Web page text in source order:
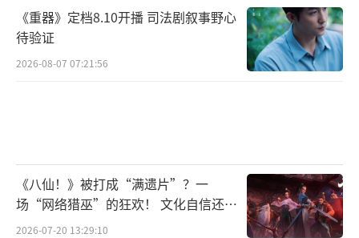
《重器》定档8.10开播 司法剧叙事野心
待验证
2026-08-07 07:21:56
《八仙！》被打成“满遗片”？一
场“网络猎巫”的狂欢！ 文化自信还是
焦虑？
2026-07-20 13:29:10